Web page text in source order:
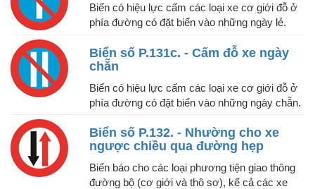
Biển có hiệu lực cấm các loại xe cơ giới đỗ ở
phía đường có đặt biển vào những ngày lẻ.
Biển số P.131c. - Cấm đỗ xe ngày
chẵn
Biển có hiệu lực cấm các loại xe cơ giới đỗ ở
phía đường có đặt biển vào những ngày chẵn.
Biển số P.132. - Nhường cho xe
ngược chiều qua đường hẹp
Biển báo cho các loại phương tiện giao thông
đường bộ (cơ giới và thô sơ), kể cả các xe